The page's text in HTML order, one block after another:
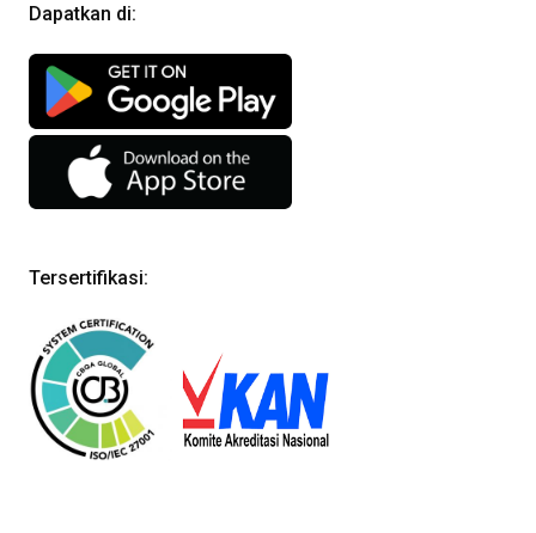
Dapatkan di:
Tersertifikasi: